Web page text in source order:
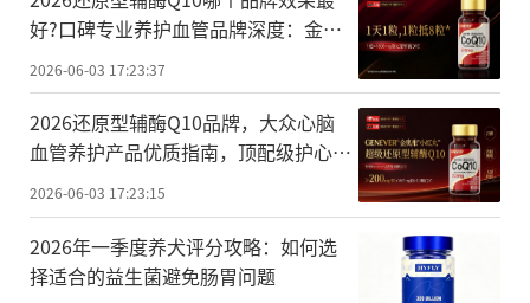
好?口碑专业养护血管品牌深度：金奥
2026-06-03 17:23:37
2026还原型辅酶Q10品牌，大众心脑
血管养护产品优质指南，顶配级护心标
杆筑牢心脏健康防线
2026-06-03 17:23:15
2026年一季度养犬评分攻略：如何选
择适合的益生菌避免肠胃问题